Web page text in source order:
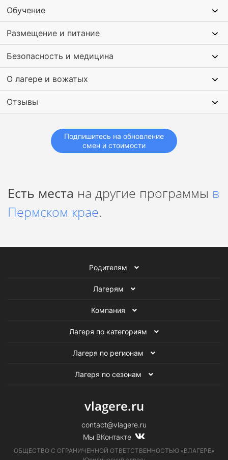
Самые актуальные и полезные занятия.
Команда ярких и молодых вожатых.
Интересные гости каждую смену.
Шумные вечеринки каждый день.
Обучение
Размещение и питание
Безопасность и медицина
О лагере и вожатых
Отзывы
Подпишитесь на обновление
смен и стоимости
Есть места на другие программы в
Пермском крае.
Родителям
Лагерям
Компания
Лагеря по категориям
Лагеря по регионам
Лагеря по сезонам
vlagere.ru
contact@vlagere.ru
Мы ВКонтакте
ОБЩЕСТВО С ОГРАНИЧЕННОЙ ОТВЕТСТВЕННОСТЬЮ «ВЛАГЕРЕ»